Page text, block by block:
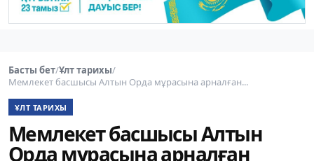
Басты бет/Ұлт тарихы/
Мемлекет басшысы Алтын Орда мұрасына арналған...
ҰЛТ ТАРИХЫ
Мемлекет басшысы Алтын
Орда мұрасына арналған